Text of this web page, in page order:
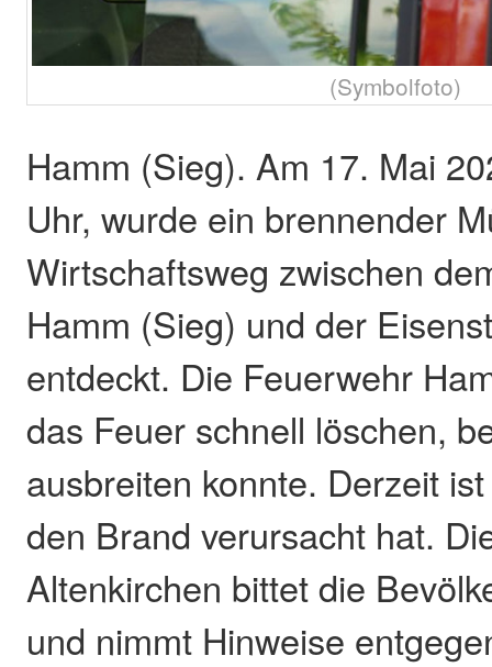
(Symbolfoto)
Hamm (Sieg). Am 17. Mai
Uhr, wurde ein brennender
Wirtschaftsweg zwischen
Hamm (Sieg) und der
entdeckt. Die Feuerwehr
das Feuer schnell löschen,
ausbreiten konnte. Derzeit
den Brand verursacht hat.
Altenkirchen bittet die
und nimmt Hinweise